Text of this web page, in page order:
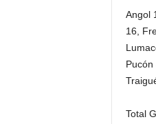
Angol
16,
Total